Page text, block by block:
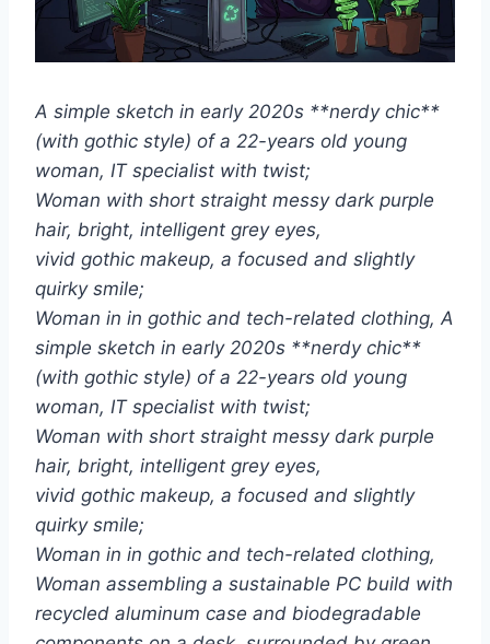
A simple sketch in early 2020s **nerdy chic**
(with gothic style) of a 22-years old young
woman, IT specialist with twist;
Woman with short straight messy dark purple
hair, bright, intelligent grey eyes,
vivid gothic makeup, a focused and slightly
quirky smile;
Woman in in gothic and tech-related clothing, A
simple sketch in early 2020s **nerdy chic**
(with gothic style) of a 22-years old young
woman, IT specialist with twist;
Woman with short straight messy dark purple
hair, bright, intelligent grey eyes,
vivid gothic makeup, a focused and slightly
quirky smile;
Woman in in gothic and tech-related clothing,
Woman assembling a sustainable PC build with
recycled aluminum case and biodegradable